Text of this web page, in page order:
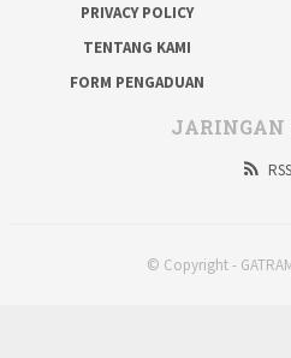
PRIVACY POLICY
TENTANG KAMI
FORM PENGADUAN
JARINGAN
RSS
© Copyright -